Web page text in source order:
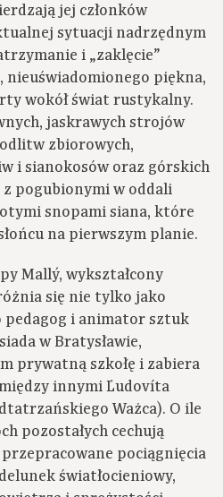
jej członków
sytuacji nadrzędnym
i „zaklęcie”
piękna,
wokół świat rustykalny.
jaskrawych strojów
zbiorowych,
i sianokosów oraz górskich
pogubionymi w oddali
snopami siana, które
na pierwszym planie.
Mallý, wykształcony
się nie tylko jako
i animator sztuk
w Bratysławie,
prywatną szkołę i zabiera
innymi Ľudovíta
Ważca). O ile
pozostałych cechują
pociągnięcia
światłocieniowy,